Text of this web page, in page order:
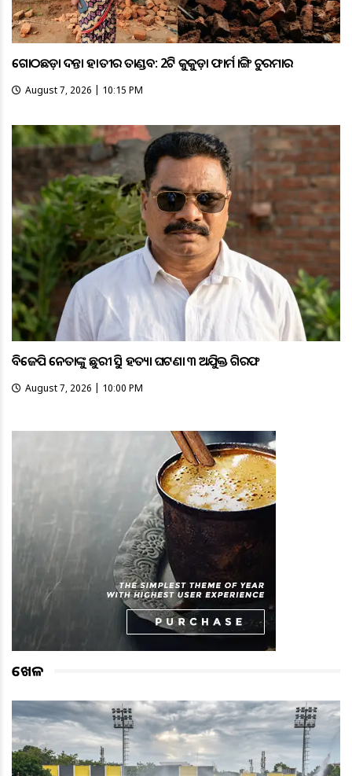
ଗୋଠଛଡ଼ା ଦନ୍ତା ହାତୀର ତାଣ୍ଡବ: 2ଟି କୁକୁଡ଼ା ଫାର୍ମ ଭାଙ୍ଗି ଚୁରମାର
August 7, 2026 | 10:15 PM
ବିଜେପି ନେତାଙ୍କୁ ଛୁରୀ ଭୁସି ହତ୍ୟା ଘଟଣା ୩ ଅଭିଯୁକ୍ତ ଗିରଫ
August 7, 2026 | 10:00 PM
ଖେଳ